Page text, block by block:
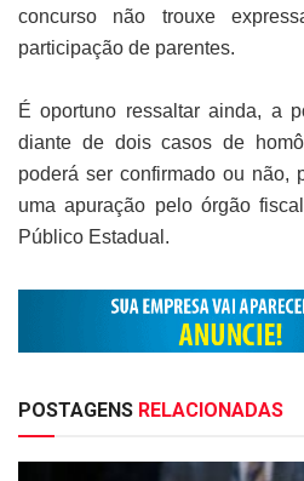
concurso não trouxe
participação de parentes.
É oportuno ressaltar ainda, a
diante de dois casos de
poderá ser confirmado ou não,
uma apuração pelo órgão
Público Estadual.
POSTAGENS RELACIONADAS